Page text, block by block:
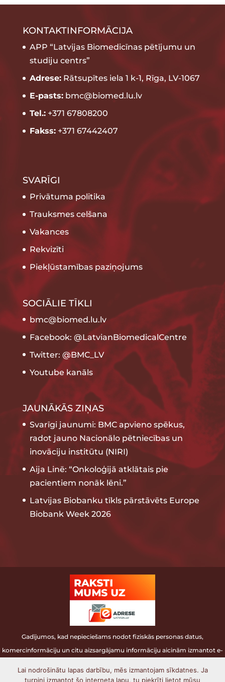
KONTAKTINFORMĀCIJA
APP “Latvijas Biomedicīnas pētījumu un
studiju centrs”
Adrese:Rātsupītes iela 1 k-1, Rīga, LV-1067
E-pasts:bmc@biomed.lu.lv
Tel.:+371 67808200
Fakss:+371 67442407
SVARĪGI
Privātuma politika
Trauksmes celšana
Vakances
Rekvizīti
Piekļūstamības paziņojums
SOCIĀLIE TĪKLI
bmc@biomed.lu.lv
Facebook: @LatvianBiomedicalCentre
Twitter: @BMC_LV
Youtube kanāls
JAUNĀKĀS ZIŅAS
Svarīgi jaunumi: BMC apvieno spēkus,
radot jauno Nacionālo pētniecības un
inovāciju institūtu (NIRI)
Aija Linē: “Onkoloģijā atklātais pie
pacientiem nonāk lēni.”
Latvijas Biobanku tīkls pārstāvēts Europe
Biobank Week 2026
Gadījumos, kad nepieciešams nodot fiziskās personas datus,
komercinformāciju un citu aizsargājamu informāciju aicinām izmantot e-
Lai nodrošinātu lapas darbību, mēs izmantojam sīkdatnes. Ja
turpini izmantot šo interneta lapu, tu piekrīti lietot mūsu